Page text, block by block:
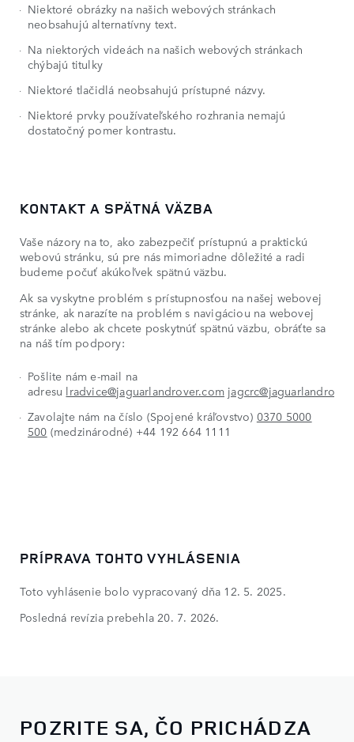
Niektoré obrázky na našich webových stránkach
neobsahujú alternatívny text.
Na niektorých videách na našich webových stránkach
chýbajú titulky
Niektoré tlačidlá neobsahujú prístupné názvy.
Niektoré prvky používateľského rozhrania nemajú
dostatočný pomer kontrastu.
KONTAKT A SPÄTNÁ VÄZBA
Vaše názory na to, ako zabezpečiť prístupnú a praktickú
webovú stránku, sú pre nás mimoriadne dôležité a radi
budeme počuť akúkoľvek spätnú väzbu.
Ak sa vyskytne problém s prístupnosťou na našej webovej
stránke, ak narazíte na problém s navigáciou na webovej
stránke alebo ak chcete poskytnúť spätnú väzbu, obráťte sa
na náš tím podpory:
Pošlite nám e-mail na
adresu lradvice@jaguarlandrover.com
Zavolajte nám na číslo (Spojené kráľovstvo) 0370 5000
500 (medzinárodné) +44 192 664 1111
PRÍPRAVA TOHTO VYHLÁSENIA
Toto vyhlásenie bolo vypracovaný dňa 12. 5. 2025.
Posledná revízia prebehla 20. 7. 2026.
POZRITE SA, ČO PRICHÁDZA